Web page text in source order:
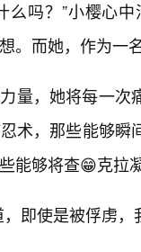
么吗？”小樱心
。而她，作为一
量，她将每一次
术，那些能够
能够将查😁克拉
即使是被俘虏